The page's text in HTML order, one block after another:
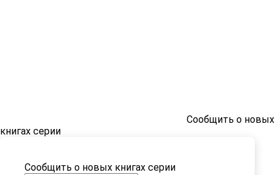
Сообщить о новых
книгах серии
Сообщить о новых книгах серии